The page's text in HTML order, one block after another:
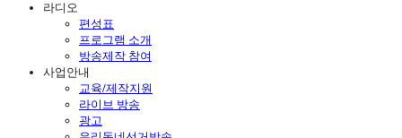
라디오
편성표
프로그램 소개
방송제작 참여
사업안내
교육/제작지원
라이브 방송
광고